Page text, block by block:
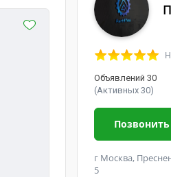
Объявлений 30
(Активных 30)
Позвонить
г Москва,
5